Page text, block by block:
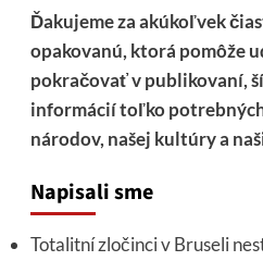
Ďakujeme za akúkoľvek
opakovanú, ktorá pomôže
pokračovať v publikovaní,
informácií toľko
národov, našej kultúry a
Napisali sme
Totalitní zločinci v Bruseli